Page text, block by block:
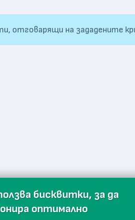
отговарящи на зададените
бисквитки, за да
оптимално